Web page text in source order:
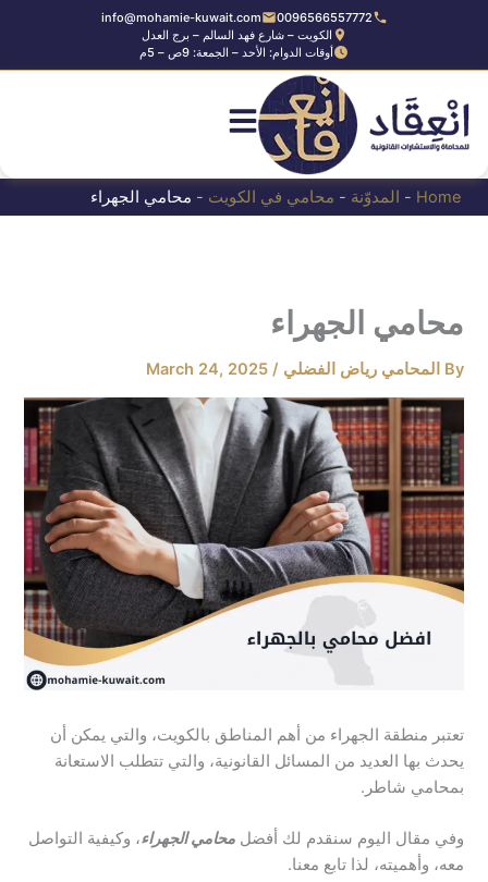
0096566557772
info@mohamie-kuwait.com
الكويت – شارع فهد السالم – برج العدل
أوقات الدوام: الأحد – الجمعة: 9ص – 5م
Home
- المدوّنة - محامي في الكويت - محامي الجهراء
محامي الجهراء
By المحامي رياض الفضلي /
March 24, 2025
تعتبر منطقة الجهراء من أهم المناطق بالكويت، والتي يمكن أن
يحدث بها العديد من المسائل القانونية، والتي تتطلب الاستعانة
بمحامي شاطر.
وفي مقال اليوم سنقدم لك أفضلمحامي الجهراء، وكيفية التواصل
معه، وأهميته، لذا تابع معنا.